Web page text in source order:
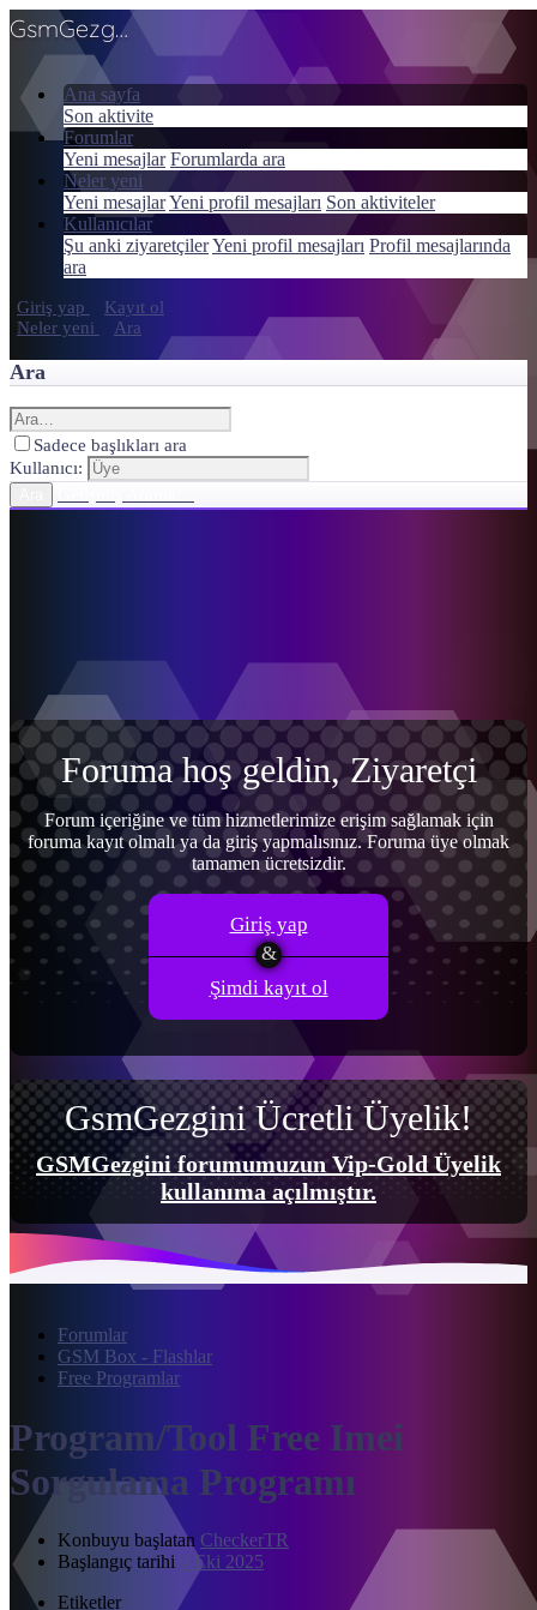
GsmGezgini
Ana sayfa
Son aktivite
Forumlar
Yeni mesajlar Forumlarda ara
Neler yeni
Yeni mesajlarYeni profil mesajları Son aktiviteler
Kullanıcılar
Şu anki ziyaretçilerYeni profil mesajları Profil mesajlarında
ara
Giriş yap
Kayıt ol
Neler yeni
Ara
Ara
Sadece başlıkları ara
Kullanıcı:
Foruma hoş geldin, Ziyaretçi
Forum içeriğine ve tüm hizmetlerimize erişim sağlamak için
foruma kayıt olmalı ya da giriş yapmalısınız. Foruma üye olmak
tamamen ücretsizdir.
Giriş yap
Şimdi kayıt ol
GsmGezgini Ücretli Üyelik!
GSMGezgini forumumuzun Vip-Gold Üyelik
kullanıma açılmıştır.
Forumlar
GSM Box - Flashlar
Free Programlar
Program/Tool Free Imei
Sorgulama Programı
Konbuyu başlatan CheckerTR
Başlangıç tarihi 4 Eki 2025
Etiketler